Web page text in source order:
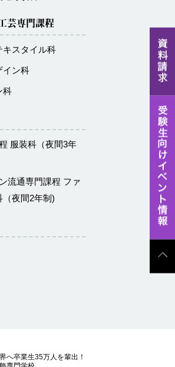
芸専門課程
キスタイル科
イン科
科
服装科（夜間3年
流通専門課程 ファ
（夜間2年制)
へ卒業生35万人を輩出！